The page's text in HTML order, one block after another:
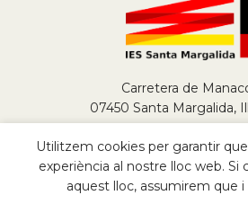
Carretera de
07450 Santa Margalida,
Tel.+34 971 784
Utilitzem cookies per garantir
experiència al nostre lloc web.
aquest lloc, assumirem que